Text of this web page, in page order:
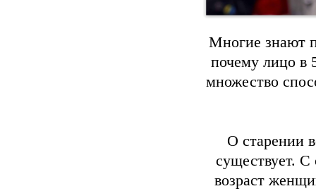
Многие знают
почему лицо в
множество
О старении
существует.
возраст